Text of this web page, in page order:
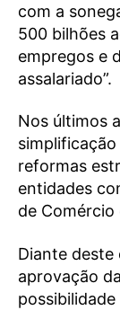
com a
500 bilhões
empregos e
assalariado”.
Nos últimos
reformas
entidades
de Comércio
Diante deste
aprovação